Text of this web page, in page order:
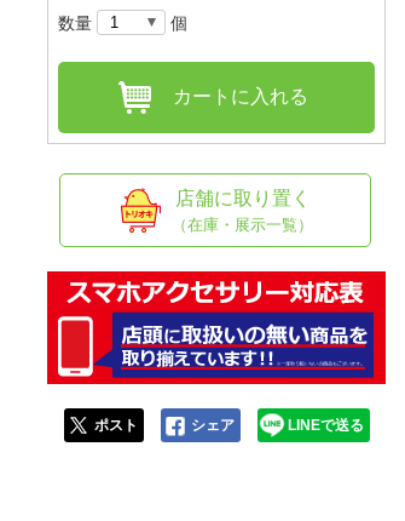
数量 個
カートに入れる
店舗に取り置く
（在庫・展示一覧）
ポスト シェア LINEで送る